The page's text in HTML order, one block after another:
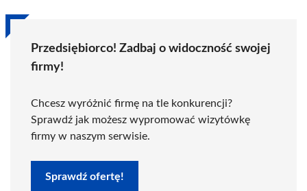
Przedsiębiorco! Zadbaj o widoczność swojej
firmy!
Chcesz wyróżnić firmę na tle konkurencji?
Sprawdź jak możesz wypromować wizytówkę
firmy w naszym serwisie.
Sprawdź ofertę!